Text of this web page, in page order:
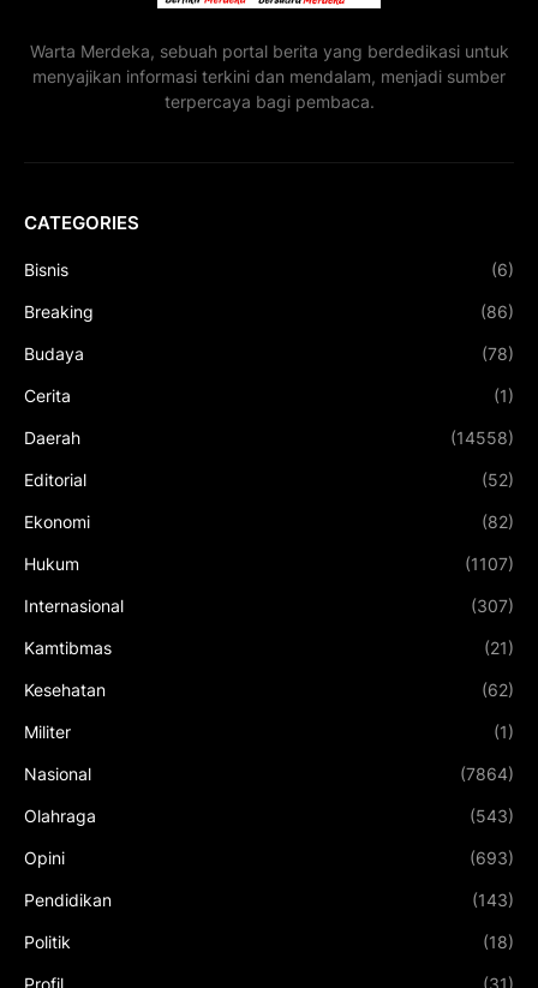
Warta Merdeka, sebuah portal berita yang berdedikasi untuk
menyajikan informasi terkini dan mendalam, menjadi sumber
terpercaya bagi pembaca.
CATEGORIES
Bisnis (6)
Breaking (86)
Budaya (78)
Cerita (1)
Daerah (14558)
Editorial (52)
Ekonomi (82)
Hukum (1107)
Internasional (307)
Kamtibmas (21)
Kesehatan (62)
Militer (1)
Nasional (7864)
Olahraga (543)
Opini (693)
Pendidikan (143)
Politik (18)
Profil (31)